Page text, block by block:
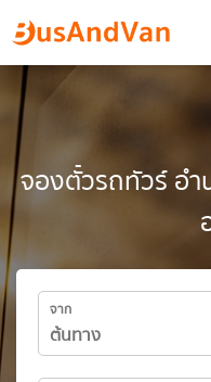
จองตั๋วรถทัวร์ อำ
จาก